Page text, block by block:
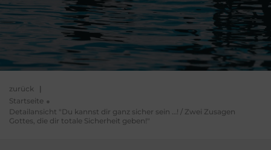
zurück |
Startseite
Detailansicht "Du kannst dir ganz sicher sein …! / Zwei Zusagen
Gottes, die dir totale Sicherheit geben!"